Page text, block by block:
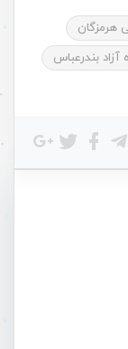
هرمزگان
بندرعباس